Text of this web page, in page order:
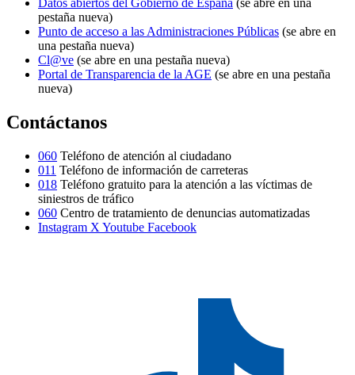
Datos abiertos del Gobierno de España (se abre en una
pestaña nueva)
Punto de acceso a las Administraciones Públicas (se abre en
una pestaña nueva)
Cl@ve (se abre en una pestaña nueva)
Portal de Transparencia de la AGE (se abre en una pestaña
nueva)
Contáctanos
060 Teléfono de atención al ciudadano
011 Teléfono de información de carreteras
018 Teléfono gratuito para la atención a las víctimas de
siniestros de tráfico
060 Centro de tratamiento de denuncias automatizadas
Instagram X Youtube Facebook